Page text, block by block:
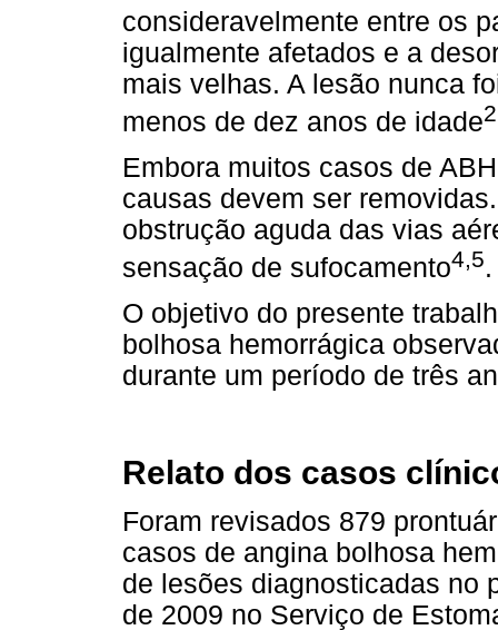
consideravelmente entre os
igualmente afetados e a
mais velhas. A lesão nunca
menos de dez anos de idade
Embora muitos casos de
causas devem ser
obstrução aguda das vias
sensação de sufocamento4,5.
O objetivo do presente
bolhosa hemorrágica
durante um período de três
Relato dos casos
Foram revisados 879
casos de angina bolhosa
de lesões diagnosticadas no
de 2009 no Serviço de